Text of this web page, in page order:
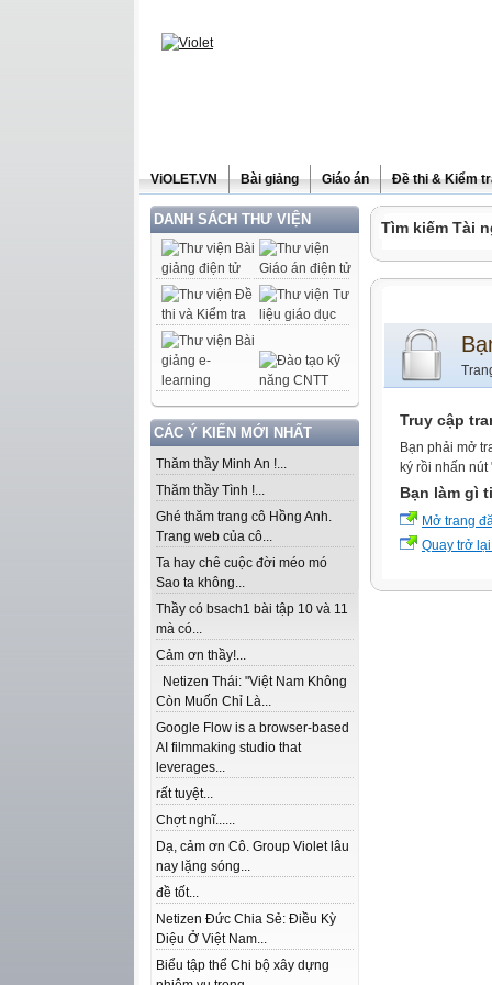
ViOLET.VN Bài giảng Giáo án Đề thi & Kiểm
DANH SÁCH THƯ VIỆN
CÁC Ý KIẾN MỚI NHẤT
Thăm thầy Minh An !...
Thăm thầy Tình !...
Ghé thăm trang cô Hồng Anh.
Trang web của cô...
Ta hay chê cuộc đời méo mó
Sao ta không...
Thầy có bsach1 bài tập 10 và 11
mà có...
Cảm ơn thầy!...
Netizen Thái: "Việt Nam Không
Còn Muốn Chỉ Là...
Google Flow is a browser-based
AI filmmaking studio that
leverages...
rất tuyệt...
Chợt nghĩ......
Dạ, cảm ơn Cô. Group Violet lâu
nay lặng sóng...
đề tốt...
Netizen Đức Chia Sẻ: Điều Kỳ
Diệu Ở Việt Nam...
Biểu tập thể Chi bộ xây dựng
Tìm kiếm Tài
Truy cập
Bạn phải mở
ký rồi nhấn
Bạn làm gì
Mở trang
Quay trở